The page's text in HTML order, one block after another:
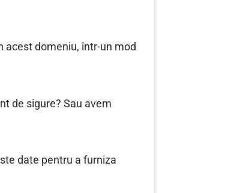
acest domeniu, într-un mod
de sigure? Sau avem
date pentru a furniza